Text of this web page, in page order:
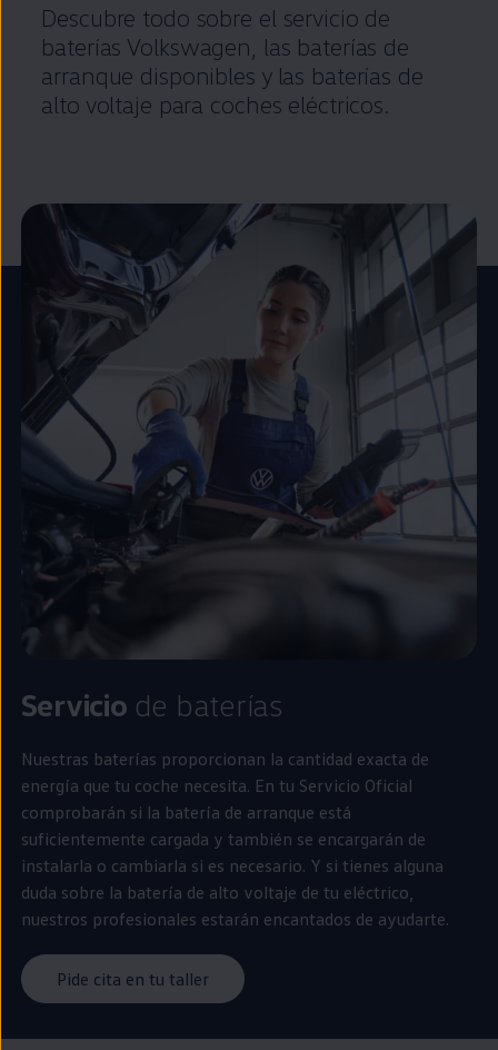
Descubre todo sobre el servicio de
baterías Volkswagen , las baterías de
arranque disponibles y las baterías de
alto voltaje para coches eléctricos.
Servicio de baterías
Nuestras baterías proporcionan la cantidad exacta de
energía que tu coche necesita. En tu Servicio Oficial
comprobarán si la batería de arranque está
suficientemente cargada y también se encargarán de
instalarla o cambiarla si es necesario. Y si tienes alguna
duda sobre la batería de alto voltaje de tu eléctrico,
nuestros profesionales estarán encantados de ayudarte.
Pide cita en tu taller